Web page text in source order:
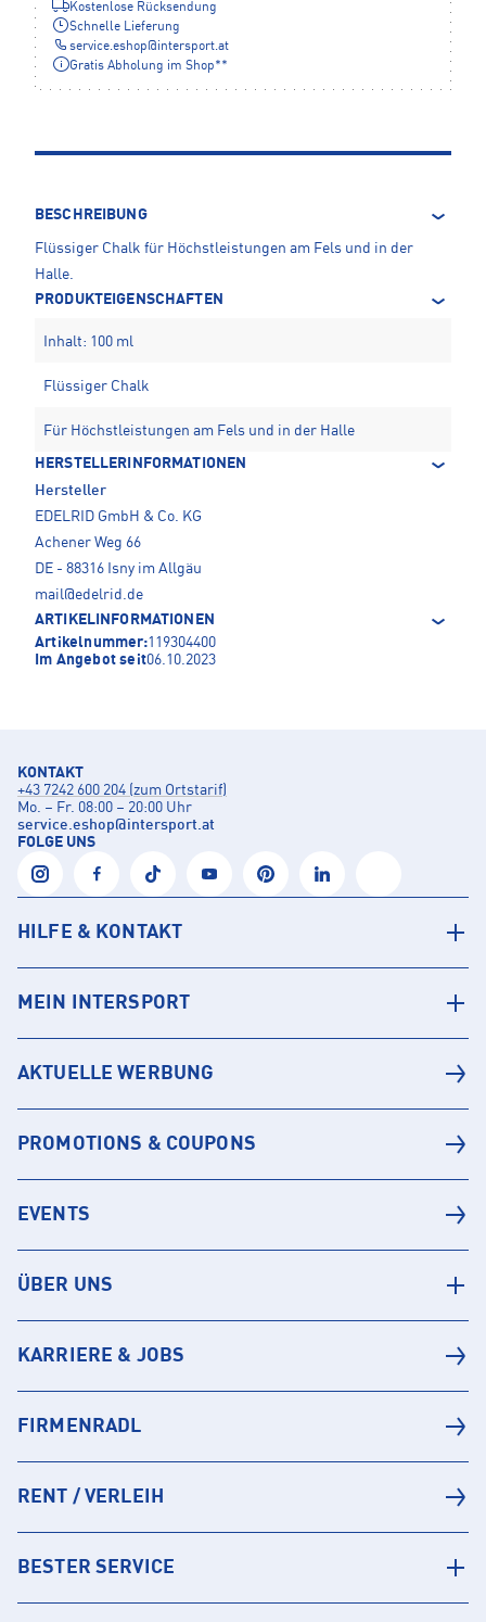
Kostenlose Rücksendung
Schnelle Lieferung
service.eshop@ intersport.at
Gratis Abholung im Shop**
BESCHREIBUNG
Flüssiger Chalk für Höchstleistungen am Fels und in der
Halle.
PRODUKTEIGENSCHAFTEN
Inhalt: 100 ml
Flüssiger Chalk
Für Höchstleistungen am Fels und in der Halle
HERSTELLERINFORMATIONEN
Hersteller
EDELRID GmbH & Co. KG
Achener Weg 66
DE - 88316 Isny im Allgäu
mail@edelrid.de
ARTIKELINFORMATIONEN
Artikelnummer:119304400
Im Angebot seit06.10.2023
KONTAKT
+43 7242 600 204 (zum Ortstarif)
Mo. – Fr. 08:00 – 20:00 Uhr
service.eshop@intersport.at
FOLGE UNS
HILFE & KONTAKT
MEIN INTERSPORT
AKTUELLE WERBUNG
PROMOTIONS & COUPONS
EVENTS
ÜBER UNS
KARRIERE & JOBS
FIRMENRADL
RENT / VERLEIH
BESTER SERVICE